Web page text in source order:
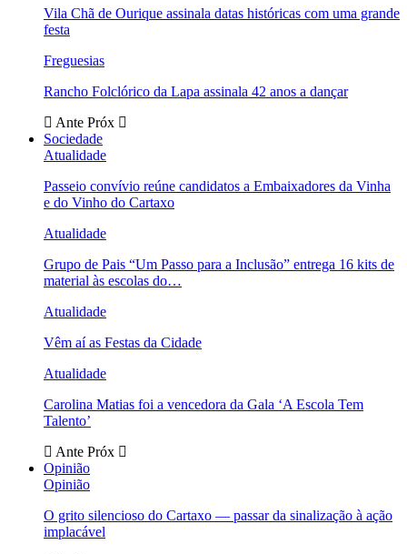
Vila Chã de Ourique assinala datas históricas com uma grande
festa
Freguesias
Rancho Folclórico da Lapa assinala 42 anos a dançar
Ante Próx
Sociedade
Atualidade
Passeio convívio reúne candidatos a Embaixadores da Vinha
e do Vinho do Cartaxo
Atualidade
Grupo de Pais “Um Passo para a Inclusão” entrega 16 kits de
material às escolas do…
Atualidade
Vêm aí as Festas da Cidade
Atualidade
Carolina Matias foi a vencedora da Gala ‘A Escola Tem
Talento’
Ante Próx
Opinião
Opinião
O grito silencioso do Cartaxo — passar da sinalização à ação
implacável